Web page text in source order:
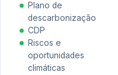
Plano de
descarbonização
CDP
Riscos e
oportunidades
climáticas